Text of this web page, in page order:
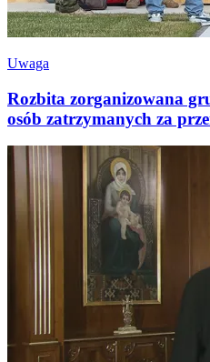
Uwaga
Rozbita zorganizowana
osób zatrzymanych za